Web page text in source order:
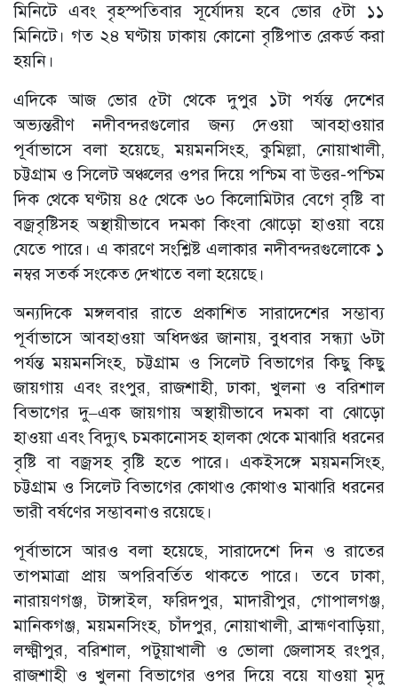
মিনিটে এবং বৃহস্পতিবার সূর্যোদয় হবে ভোর ৫টা ১১
মিনিটে। গত ২৪ ঘণ্টায় ঢাকায় কোনো বৃষ্টিপাত রেকর্ড করা
হয়নি।
এদিকে আজ ভোর ৫টা থেকে দুপুর ১টা পর্যন্ত দেশের
অভ্যন্তরীণ নদীবন্দরগুলোর জন্য দেওয়া আবহাওয়ার
পূর্বাভাসে বলা হয়েছে, ময়মনসিংহ, কুমিল্লা, নোয়াখালী,
চট্টগ্রাম ও সিলেট অঞ্চলের ওপর দিয়ে পশ্চিম বা উত্তর-পশ্চিম
দিক থেকে ঘণ্টায় ৪৫ থেকে ৬০ কিলোমিটার বেগে বৃষ্টি বা
বজ্রবৃষ্টিসহ অস্থায়ীভাবে দমকা কিংবা ঝোড়ো হাওয়া বয়ে
যেতে পারে। এ কারণে সংশ্লিষ্ট এলাকার নদীবন্দরগুলোকে ১
নম্বর সতর্ক সংকেত দেখাতে বলা হয়েছে।
অন্যদিকে মঙ্গলবার রাতে প্রকাশিত সারাদেশের সম্ভাব্য
পূর্বাভাসে আবহাওয়া অধিদপ্তর জানায়, বুধবার সন্ধ্যা ৬টা
পর্যন্ত ময়মনসিংহ, চট্টগ্রাম ও সিলেট বিভাগের কিছু কিছু
জায়গায় এবং রংপুর, রাজশাহী, ঢাকা, খুলনা ও বরিশাল
বিভাগের দু–এক জায়গায় অস্থায়ীভাবে দমকা বা ঝোড়ো
হাওয়া এবং বিদ্যুৎ চমকানোসহ হালকা থেকে মাঝারি ধরনের
বৃষ্টি বা বজ্রসহ বৃষ্টি হতে পারে। একইসঙ্গে ময়মনসিংহ,
চট্টগ্রাম ও সিলেট বিভাগের কোথাও কোথাও মাঝারি ধরনের
ভারী বর্ষণের সম্ভাবনাও রয়েছে।
পূর্বাভাসে আরও বলা হয়েছে, সারাদেশে দিন ও রাতের
তাপমাত্রা প্রায় অপরিবর্তিত থাকতে পারে। তবে ঢাকা,
নারায়ণগঞ্জ, টাঙ্গাইল, ফরিদপুর, মাদারীপুর, গোপালগঞ্জ,
মানিকগঞ্জ, ময়মনসিংহ, চাঁদপুর, নোয়াখালী, ব্রাহ্মণবাড়িয়া,
লক্ষ্মীপুর, বরিশাল, পটুয়াখালী ও ভোলা জেলাসহ রংপুর,
রাজশাহী ও খুলনা বিভাগের ওপর দিয়ে বয়ে যাওয়া মৃদু